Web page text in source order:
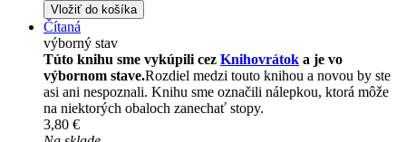
Vložiť do košíka
Čítaná
výborný stav
Túto knihu sme vykúpili cez Knihovrátok a je vo
výbornom stave.Rozdiel medzi touto knihou a novou by ste
asi ani nespoznali. Knihu sme označili nálepkou, ktorá môže
na niektorých obaloch zanechať stopy.
3,80 €